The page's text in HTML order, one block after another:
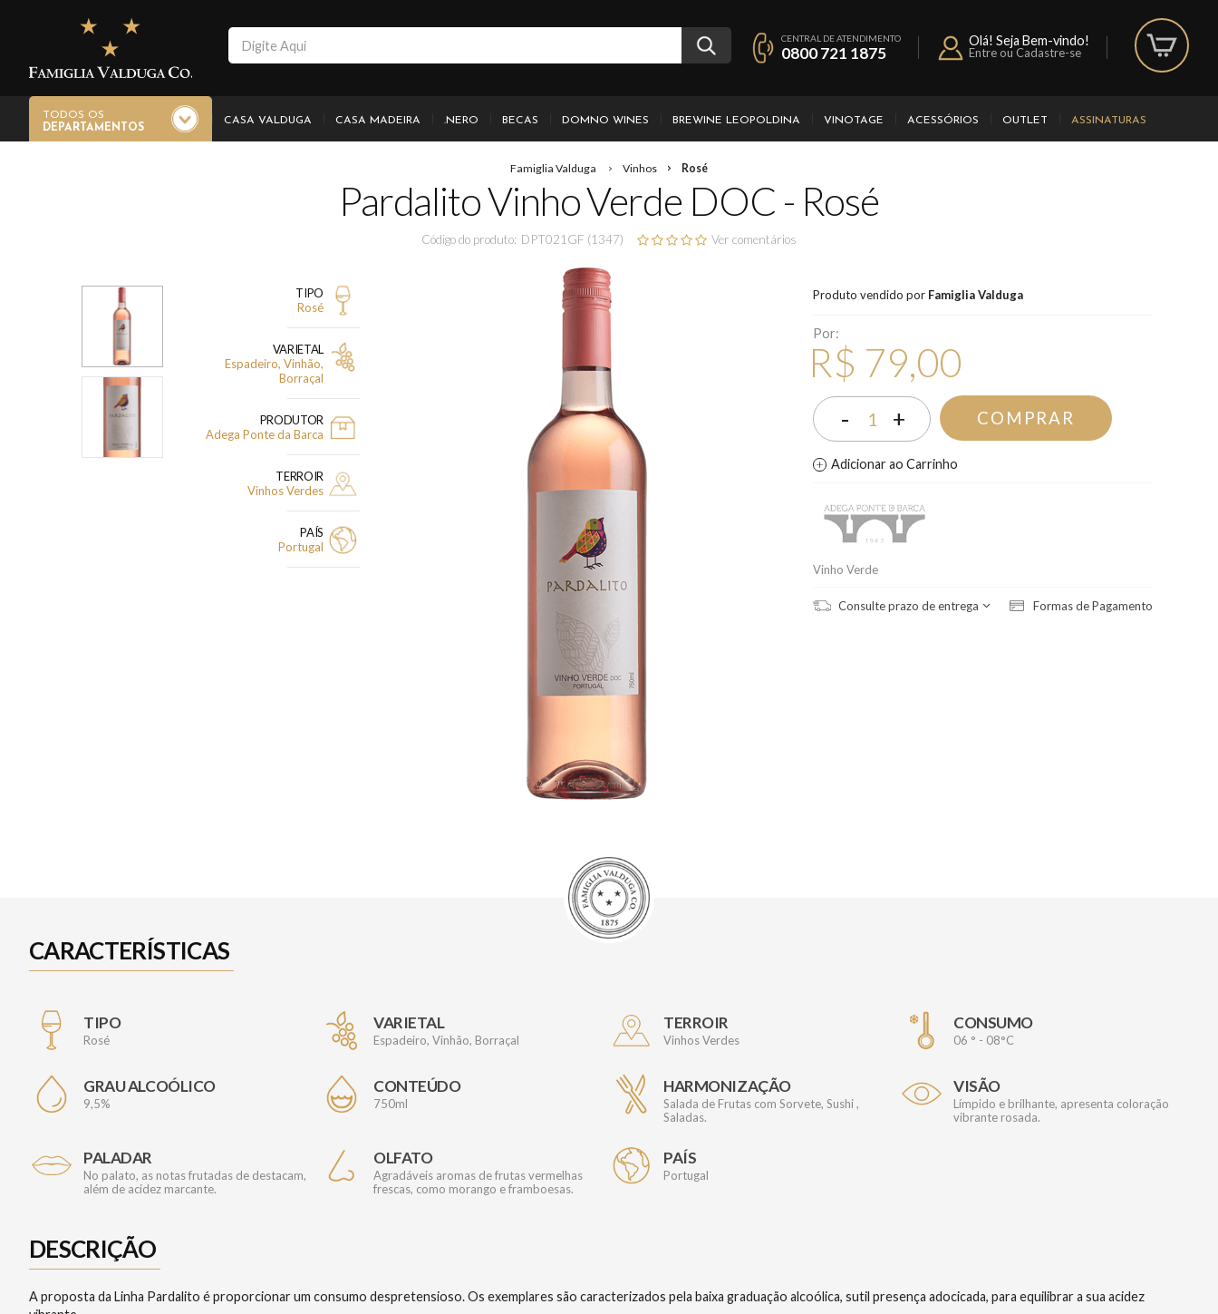
CENTRAL DE ATENDIMENTO
0800 721 1875
Olá! Seja Bem-vindo!
Entre ou Cadastre-se
TODOS OS
DEPARTAMENTOS
CASA VALDUGA CASA MADEIRA .NERO BECAS DOMNO WINES BREWINE LEOPOLDINA VINOTAGE ACESSÓRIOS OUTLET ASSINATURAS
Famiglia Valduga Vinhos Rosé
Pardalito Vinho Verde DOC - Rosé
Código do produto: DPT021GF (1347) Ver comentários
TIPO
Rosé
VARIETAL
Espadeiro, Vinhão,
Borraçal
PRODUTOR
Adega Ponte da Barca
TERROIR
Vinhos Verdes
PAÍS
Portugal
Produto vendido por Famiglia Valduga
Por:
R$ 79,00
- 1 + COMPRAR
Adicionar ao Carrinho
Vinho Verde
Consulte prazo de entrega Formas de Pagamento
CARACTERÍSTICAS
TIPO
Rosé
VARIETAL
Espadeiro, Vinhão, Borraçal
TERROIR
Vinhos Verdes
CONSUMO
06 ° - 08°C
GRAU ALCOÓLICO
9,5%
CONTEÚDO
750ml
HARMONIZAÇÃO
Salada de Frutas com Sorvete, Sushi ,
Saladas.
VISÃO
Límpido e brilhante, apresenta coloração
vibrante rosada.
PALADAR
No palato, as notas frutadas de destacam,
além de acidez marcante.
OLFATO
Agradáveis aromas de frutas vermelhas
frescas, como morango e framboesas.
PAÍS
Portugal
DESCRIÇÃO
A proposta da Linha Pardalito é proporcionar um consumo despretensioso. Os exemplares são caracterizados pela baixa graduação alcoólica, sutil presença adocicada, para equilibrar a sua acidez